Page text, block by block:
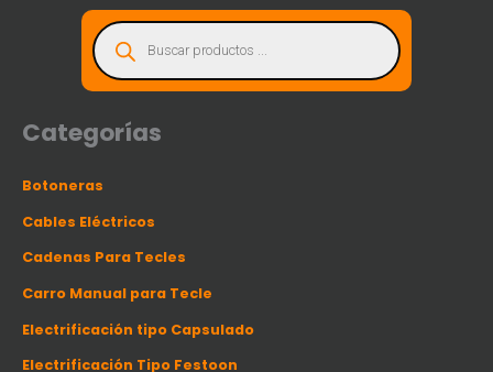
B
ú
s
q
u
d
e
p
d
c
t
s
Categorías
Botoneras
Cables Eléctricos
Cadenas Para Tecles
Carro Manual para Tecle
Electrificación tipo Capsulado
Electrificación Tipo Festoon